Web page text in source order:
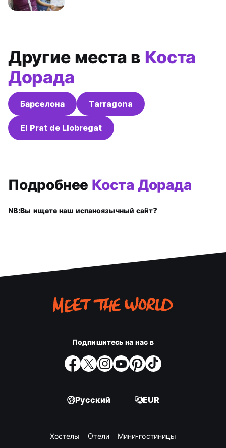
Другие места в Коста
Дорада
Барселона Tarragona
El Prat de Llobregat
Подробнее Коста Дорада
NB:Вы ищете наш испаноязычный сайт?
Подпишитесь на нас в
Русский EUR
Хостелы Oтели Мини-гостиницы